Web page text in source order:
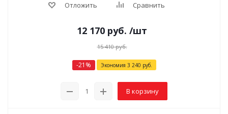
Отложить Сравнить
12 170 руб. /шт
15 410руб.
-21 % Экономия 3 240 руб.
В корзину